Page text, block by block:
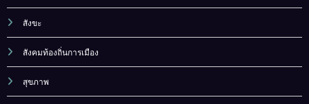
สังขะ
สังคมท้องถิ่นการเมือง
สุขภาพ